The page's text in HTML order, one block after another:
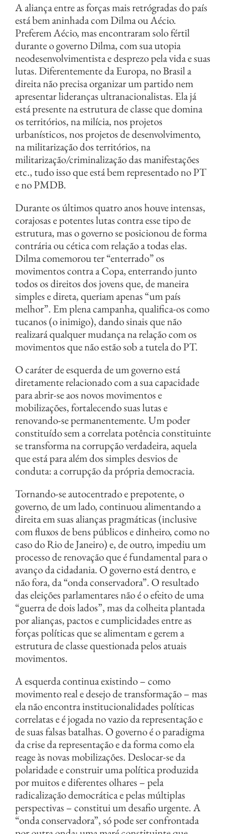
A aliança entre as forças mais retrógradas do país
está bem aninhada com Dilma ou Aécio.
Preferem Aécio, mas encontraram solo fértil
durante o governo Dilma, com sua utopia
neodesenvolvimentista e desprezo pela vida e suas
lutas. Diferentemente da Europa, no Brasil a
direita não precisa organizar um partido nem
apresentar lideranças ultranacionalistas. Ela já
está presente na estrutura de classe que domina
os territórios, na milícia, nos projetos
urbanísticos, nos projetos de desenvolvimento,
na militarização dos territórios, na
militarização/criminalização das manifestações
etc., tudo isso que está bem representado no PT
e no PMDB.
Durante os últimos quatro anos houve intensas,
corajosas e potentes lutas contra esse tipo de
estrutura, mas o governo se posicionou de forma
contrária ou cética com relação a todas elas.
Dilma comemorou ter “enterrado” os
movimentos contra a Copa, enterrando junto
todos os direitos dos jovens que, de maneira
simples e direta, queriam apenas “um país
melhor”. Em plena campanha, qualifica-os como
tucanos (o inimigo), dando sinais que não
realizará qualquer mudança na relação com os
movimentos que não estão sob a tutela do PT.
O caráter de esquerda de um governo está
diretamente relacionado com a sua capacidade
para abrir-se aos novos movimentos e
mobilizações, fortalecendo suas lutas e
renovando-se permanentemente. Um poder
constituído sem a correlata potência constituinte
se transforma na corrupção verdadeira, aquela
que está para além dos simples desvios de
conduta: a corrupção da própria democracia.
Tornando-se autocentrado e prepotente, o
governo, de um lado, continuou alimentando a
direita em suas alianças pragmáticas (inclusive
com fluxos de bens públicos e dinheiro, como no
caso do Rio de Janeiro) e, de outro, impediu um
processo de renovação que é fundamental para o
avanço da cidadania. O governo está dentro, e
não fora, da “onda conservadora”. O resultado
das eleições parlamentares não é o efeito de uma
“guerra de dois lados”, mas da colheita plantada
por alianças, pactos e cumplicidades entre as
forças políticas que se alimentam e gerem a
estrutura de classe questionada pelos atuais
movimentos.
A esquerda continua existindo – como
movimento real e desejo de transformação – mas
ela não encontra institucionalidades políticas
correlatas e é jogada no vazio da representação e
de suas falsas batalhas. O governo é o paradigma
da crise da representação e da forma como ela
reage às novas mobilizações. Deslocar-se da
polaridade e construir uma política produzida
por muitos e diferentes olhares – pela
radicalização democrática e pelas múltiplas
perspectivas – constitui um desafio urgente. A
“onda conservadora”, só pode ser confrontada